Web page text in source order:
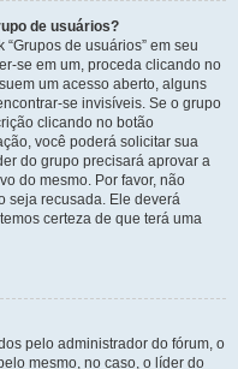
de usuários?
de usuários” em seu
se em um, proceda clicando no
um acesso aberto, alguns
se invisíveis. Se o grupo
clicando no botão
você poderá solicitar sua
do grupo precisará aprovar a
do mesmo. Por favor, não
seja recusada. Ele deverá
certeza de que terá uma
pelo administrador do fórum, o
mesmo, no caso, o líder do